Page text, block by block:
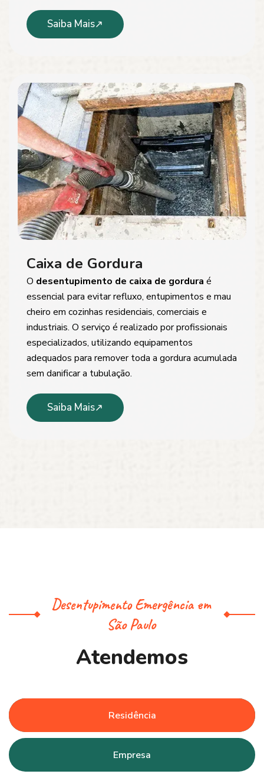
Saiba Mais
Caixa de Gordura
O desentupimento de caixa de gordura é
essencial para evitar refluxo, entupimentos e mau
cheiro em cozinhas residenciais, comerciais e
industriais. O serviço é realizado por profissionais
especializados, utilizando equipamentos
adequados para remover toda a gordura acumulada
sem danificar a tubulação.
Saiba Mais
Desentupimento Emergência em
São Paulo
Atendemos
Residência
Empresa